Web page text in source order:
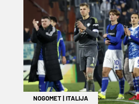
NOGOMET|ITALIJA